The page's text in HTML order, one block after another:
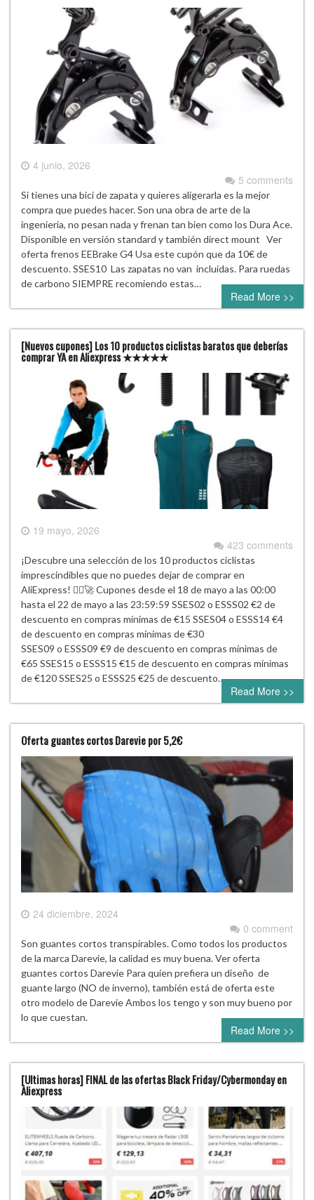
4 junio, 2026
5 comments
Si tienes una bici de zapata y quieres aligerarla es la mejor
compra que puedes hacer. Son una obra de arte de la
ingenieria, no pesan nada y frenan tan bien como los Dura Ace.
Disponible en versión standard y también direct mount Ver
oferta frenos EEBrake G4 Usa este cupón que da 10€ de
descuento. SSES10 Las zapatas no van incluidas. Para ruedas
de carbono SIEMPRE recomiendo estas…
Read More >>
[Nuevos cupones] Los 10 productos ciclistas baratos que deberías
comprar YA en Aliexpress ★★★★★
19 mayo, 2026
423 comments
¡Descubre una selección de los 10 productos ciclistas
imprescindibles que no puedes dejar de comprar en
AliExpress! 🚴‍♀️🚀 Cupones desde el 18 de mayo a las 00:00
hasta el 22 de mayo a las 23:59:59 SSES02 o ESSS02 €2 de
descuento en compras mínimas de €15 SSES04 o ESSS14 €4
de descuento en compras mínimas de €30
SSES09 o ESSS09 €9 de descuento en compras mínimas de
€65 SSES15 o ESSS15 €15 de descuento en compras mínimas
de €120 SSES25 o ESSS25 €25 de descuento…
Read More >>
Oferta guantes cortos Darevie por 5,2€
24 diciembre, 2024
0 comment
Son guantes cortos transpirables. Como todos los productos
de la marca Darevie, la calidad es muy buena. Ver oferta
guantes cortos Darevie Para quien prefiera un diseño de
guante largo (NO de inverno), también está de oferta este
otro modelo de Darevie Ambos los tengo y son muy bueno por
lo que cuestan.
Read More >>
[Ultimas horas] FINAL de las ofertas Black Friday/Cybermonday en
Aliexpress